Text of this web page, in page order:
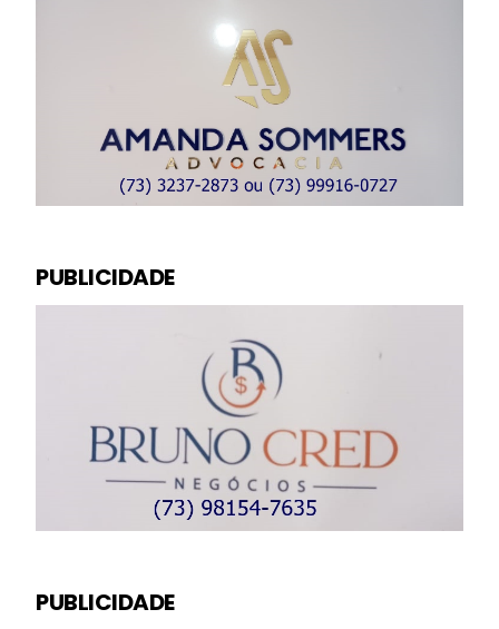
PUBLICIDADE
PUBLICIDADE